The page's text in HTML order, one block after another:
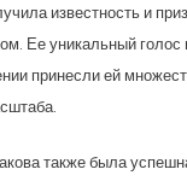
известность и
Ее уникальный голос
принесли ей
также была